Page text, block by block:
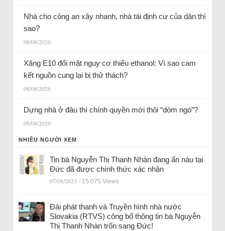
Nhà cho công an xây nhanh, nhà tái định cư của dân thì
sao?
08/08/2026
Xăng E10 đối mặt nguy cơ thiếu ethanol: Vì sao cam
kết nguồn cung lại bị thử thách?
08/08/2026
Dựng nhà ở đâu thì chính quyền mới thôi “dòm ngó”?
08/08/2026
NHIỀU NGƯỜI XEM
Tin bà Nguyễn Thị Thanh Nhàn đang ẩn náu tại
Đức đã được chính thức xác nhận
07/08/2023 - 15.075 Views
Đài phát thanh và Truyền hình nhà nước
Slovakia (RTVS) công bố thông tin bà Nguyễn
Thị Thanh Nhàn trốn sang Đức!